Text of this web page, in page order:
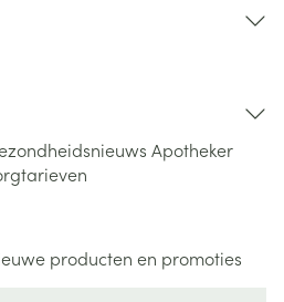
Apotheker
producten en promoties